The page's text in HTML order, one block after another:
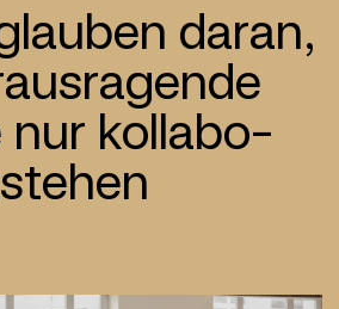
daran,
nur kollabo­